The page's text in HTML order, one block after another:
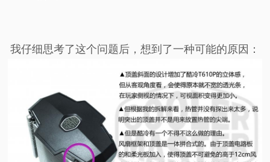
我仔细思考了这个问题后，想到了一种可能的原因：